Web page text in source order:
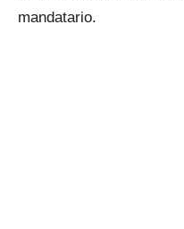
mandatario.